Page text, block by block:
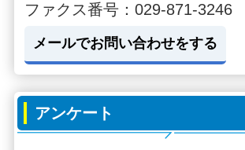
ファクス番号：029-871-3246
メールでお問い合わせをする
アンケート